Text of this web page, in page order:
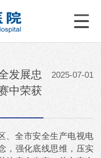
发展忠
中荣获
2025-07-01
、全市安全生产电视电
，强化底线思维，压实